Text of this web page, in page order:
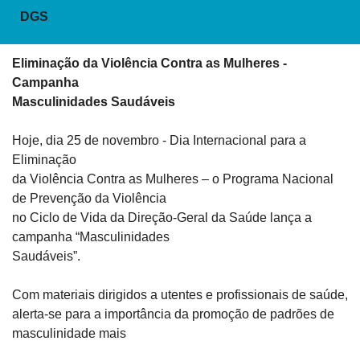
DGS
Eliminação da Violência Contra as Mulheres -
Campanha
Masculinidades Saudáveis
Hoje, dia 25 de novembro - Dia Internacional para a
Eliminação
da Violência Contra as Mulheres – o Programa Nacional
de Prevenção da Violência
no Ciclo de Vida da Direção-Geral da Saúde lança a
campanha “Masculinidades
Saudáveis”.
Com materiais dirigidos a utentes e profissionais de saúde,
alerta-se para a importância da promoção de padrões de
masculinidade mais